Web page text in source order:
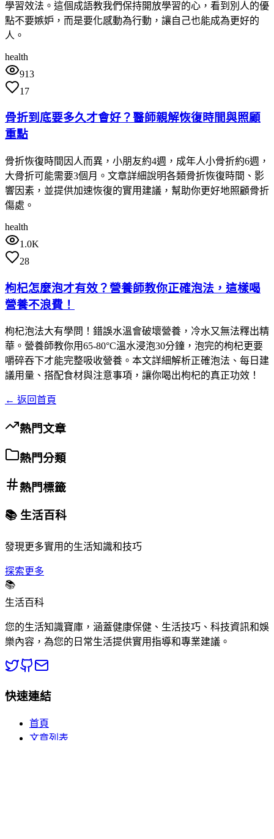
學習效法。這個成語教我們保持開放學習的心，看到別人的優
點不要嫉妒，而是要化感動為行動，讓自己也能成為更好的
人。
health
913
17
骨折到底要多久才會好？醫師親解恢復時間與照顧
重點
骨折恢復時間因人而異，小朋友約4週，成年人小骨折約6週，
大骨折可能需要3個月。文章詳細說明各類骨折恢復時間、影
響因素，並提供加速恢復的實用建議，幫助你更好地照顧骨折
傷處。
health
1.0K
28
枸杞怎麼泡才有效？營養師教你正確泡法，這樣喝
營養不浪費！
枸杞泡法大有學問！錯誤水溫會破壞營養，冷水又無法釋出精
華。營養師教你用65-80°C溫水浸泡30分鐘，泡完的枸杞更要
嚼碎吞下才能完整吸收營養。本文詳細解析正確泡法、每日建
議用量、搭配食材與注意事項，讓你喝出枸杞的真正功效！
← 返回首頁
熱門文章
熱門分類
熱門標籤
📚 生活百科
發現更多實用的生活知識和技巧
探索更多
📚
生活百科
您的生活知識寶庫，涵蓋健康保健、生活技巧、科技資訊和娛
樂內容，為您的日常生活提供實用指導和專業建議。
快速連結
首頁
文章列表